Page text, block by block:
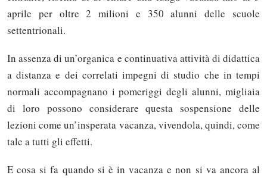
aprile per oltre 2 milioni e 350 alunni delle scuole
settentrionali.
In assenza di un’organica e continuativa attività di didattica
a distanza e dei correlati impegni di studio che in tempi
normali accompagnano i pomeriggi degli alunni, migliaia
di loro possono considerare questa sospensione delle
lezioni come un’insperata vacanza, vivendola, quindi, come
tale a tutti gli effetti.
E cosa si fa quando si è in vacanza e non si va ancora al